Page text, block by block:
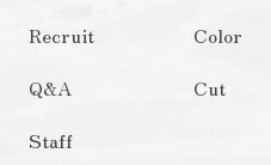
Recruit
Q&A
Staff
Color
Cut